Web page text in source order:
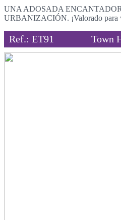
UNA ADOSADA
URBANIZACIÓN. ¡Valorado para
Ref.: ET91 Town